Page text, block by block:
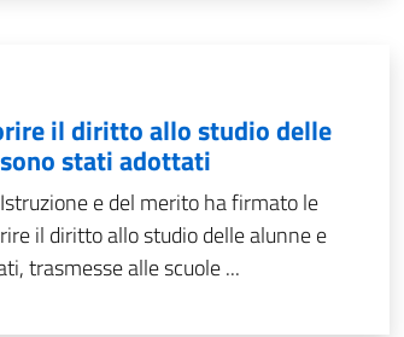
il diritto allo studio delle
stati adottati
e del merito ha firmato le
il diritto allo studio delle alunne e
trasmesse alle scuole ...